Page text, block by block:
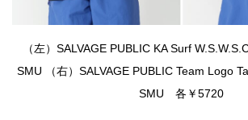
（左）SALVAGE PUBLIC KA Surf
SMU （右）SALVAGE PUBLIC Team Logo
SMU 各￥5720